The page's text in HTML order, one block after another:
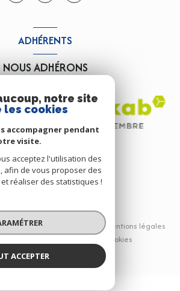
ADHÉRENTS
NOUS ADHÉRONS
| Tous droits réservés
Nos honoraires
Mentions légales
Cookies
par :
notre site
les cookies
accompagner pendant
visite.
acceptez l'utilisation des
afin de vous proposer des
réaliser des statistiques !
ACCEPTER